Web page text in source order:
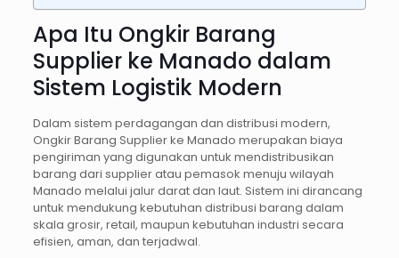
Apa Itu Ongkir Barang
Supplier ke Manado dalam
Sistem Logistik Modern
Dalam sistem perdagangan dan distribusi modern,
Ongkir Barang Supplier ke Manado merupakan biaya
pengiriman yang digunakan untuk mendistribusikan
barang dari supplier atau pemasok menuju wilayah
Manado melalui jalur darat dan laut. Sistem ini dirancang
untuk mendukung kebutuhan distribusi barang dalam
skala grosir, retail, maupun kebutuhan industri secara
efisien, aman, dan terjadwal.